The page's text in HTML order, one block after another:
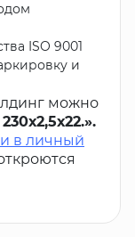
ISO 9001
и
можно
в личный